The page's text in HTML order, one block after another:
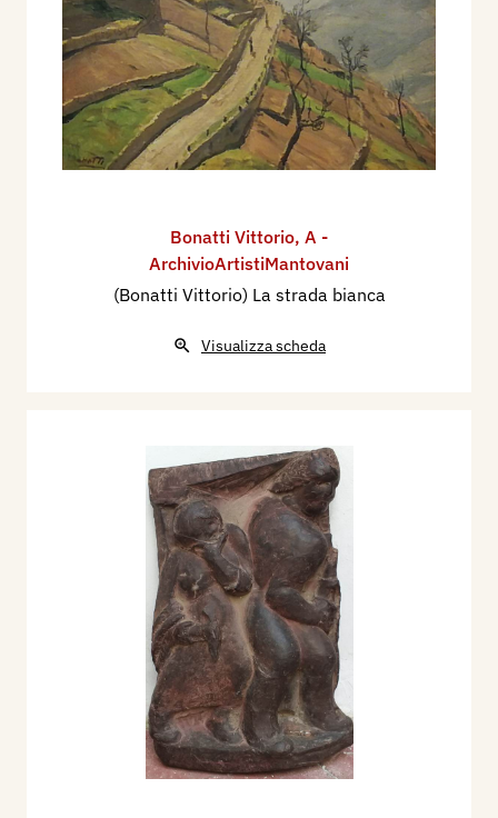
Bonatti Vittorio, A -
ArchivioArtistiMantovani
(Bonatti Vittorio) La strada bianca
Visualizza scheda